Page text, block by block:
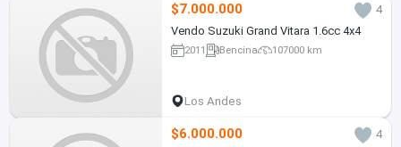
$7.000.000
4
Vendo Suzuki Grand Vitara 1.6cc 4x4
2011 Bencina 107000 km
Los Andes
$6.000.000
4